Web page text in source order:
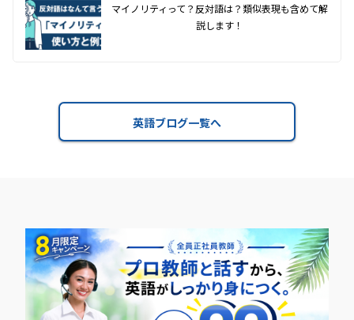
マイノリティって？反対語は？類似表現も含めて解
説します！
英語ブログ一覧へ